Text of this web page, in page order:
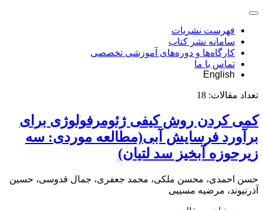
فهرست نشریات
سامانه نشر کتاب
کارگاه‌ها و دوره‌های آموزشی تخصصی
تماس با ما
English
تعداد مقالات: 18
کمی کردن روش کیفی ژئومرفولوژی برای
برآورد فرسایش آبی(مطالعه موردی: سه
زیرحوزه آبخیز سد لتیان)
حسن احمدی، محسن ملکی، محمد جعفری، جمال قدوسی، حسین
آذرنیوند، مرضیه مسیبی